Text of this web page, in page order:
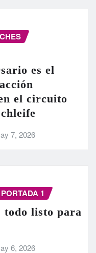
es el
el circuito
7, 2026
PORTADA 1
todo listo para
6, 2026